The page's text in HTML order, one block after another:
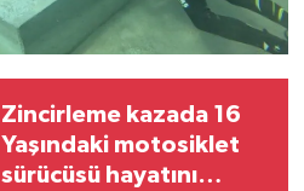
Zincirleme kazada 16
Yaşındaki motosiklet
sürücüsü hayatını